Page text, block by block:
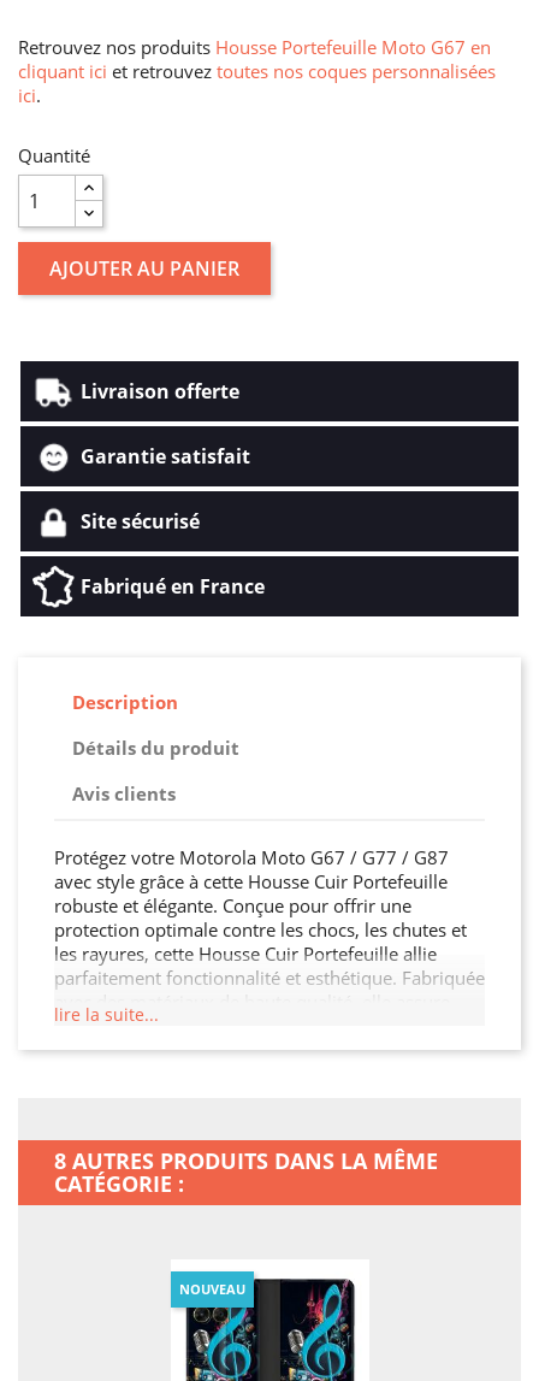
Retrouvez nos produits Housse Portefeuille Moto G67 en
cliquant ici et retrouvez toutes nos coques personnalisées
ici.
Quantité
AJOUTER AU PANIER
Livraison offerte
Garantie satisfait
Site sécurisé
Fabriqué en France
Description
Détails du produit
Avis clients
Protégez votre Motorola Moto G67 / G77 / G87
avec style grâce à cette Housse Cuir Portefeuille
robuste et élégante. Conçue pour offrir une
protection optimale contre les chocs, les chutes et
les rayures, cette Housse Cuir Portefeuille allie
parfaitement fonctionnalité et esthétique. Fabriquée
une durabilité exceptionnelle tout en restant légère
et facile à manipuler. Son design moderne et raffiné
G67 / G77 / G87 sans protection, offrez-lui la
sécurité qu'il mérite !
lire la suite...
8 AUTRES PRODUITS DANS LA MÊME
CATÉGORIE :
NOUVEAU